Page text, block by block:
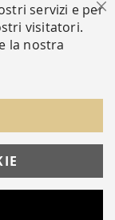
servizi e per
visitatori.
la nostra